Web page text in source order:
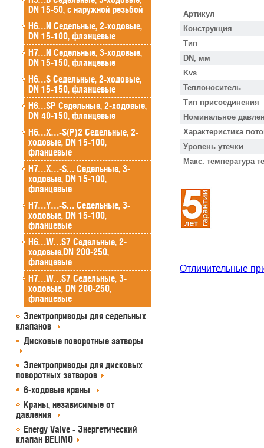
DN 15-50, с наружной резьбой
H6…N Седельные, 2-ходовые,
DN 15-100, фланцевые
H7…N Седельные, 3-ходовые,
DN 15-150, фланцевые
H6…S Седельные, 2-ходовые,
DN 15-150, фланцевые
H6…SP Седельные, 2-ходовые,
DN 40-150, фланцевые
H6…X…-S(P)2 Седельные, 2-
ходовые, DN 15-100,
фланцевые
H7…X…-S… Седельные, 3-
ходовые, DN 15-100,
фланцевые
H7…Y…-S… Седельные, 3-
ходовые, DN 15-100,
фланцевые
H6…W…S7 Седельные, 2-
ходовые,DN 200-250,
фланцевые
H7…W…S7 Седельные, 3-
ходовые, DN 200-250,
фланцевые
Электроприводы для седельных
клапанов
Дисковые поворотные затворы
Электроприводы для дисковых
поворотных затворов
6-ходовые краны
Краны, независимые от
давления
Energy Valve - Энергетический
клапан BELIMO
Артикул
Конструкция
Тип
DN, мм
Kvs
Теплоноситель
Тип присоединения
Номинальное
Характеристика
Уровень утечки
Макс. температура
Отличительные